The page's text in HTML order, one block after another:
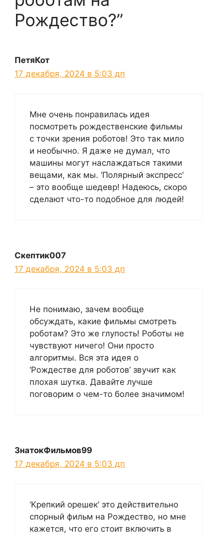
Рождество?”
ПетяКот
17 декабря, 2024 в 5:03 дп
Мне очень понравилась идея
посмотреть рождественские фильмы
с точки зрения роботов! Это так мило
и необычно. Я даже не думал, что
машины могут наслаждаться такими
вещами, как мы. ‘Полярный экспресс’
– это вообще шедевр! Надеюсь, скоро
сделают что-то подобное для людей!
Скептик007
17 декабря, 2024 в 5:03 дп
Не понимаю, зачем вообще
обсуждать, какие фильмы смотреть
роботам? Это же глупость! Роботы не
чувствуют ничего! Они просто
алгоритмы. Вся эта идея о
‘Рождестве для роботов’ звучит как
плохая шутка. Давайте лучше
поговорим о чем-то более значимом!
ЗнатокФильмов99
17 декабря, 2024 в 5:03 дп
‘Крепкий орешек’ это действительно
спорный фильм на Рождество, но мне
кажется, что его стоит включить в